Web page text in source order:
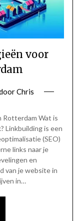
voor
Chris
Rotterdam Wat is
Linkbuilding is een
(SEO)
links naar je
en
van je website in
in…